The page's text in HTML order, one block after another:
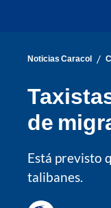
Noticias Caracol /
de
Está previsto
talibanes.